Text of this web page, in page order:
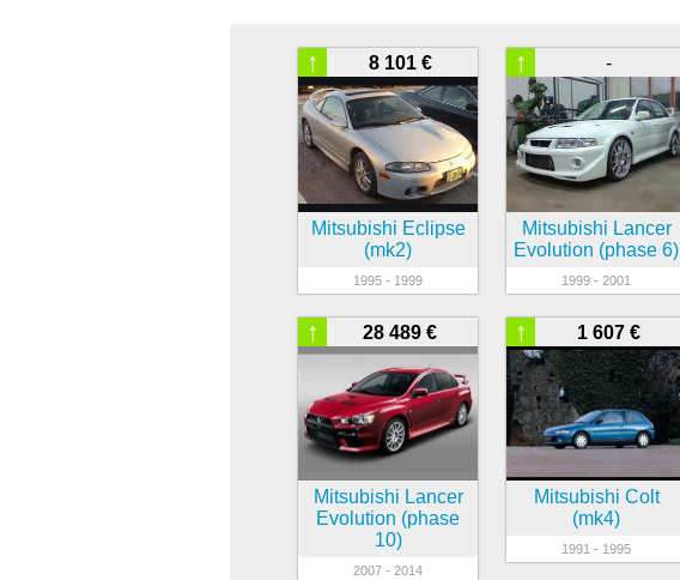
8 101 €
↑
Mitsubishi Eclipse
(mk2)
1995 - 1999
-
↑
Mitsubishi Lancer
Evolution (phase 6)
1999 - 2001
28 489 €
↑
Mitsubishi Lancer
Evolution (phase
10)
2007 - 2014
1 607 €
↑
Mitsubishi Colt
(mk4)
1991 - 1995